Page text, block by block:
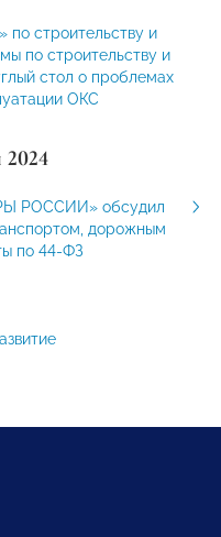
строительству и
по строительству и
стол о проблемах
ОКС
2024
РОССИИ» обсудил
дорожным
по 44-ФЗ